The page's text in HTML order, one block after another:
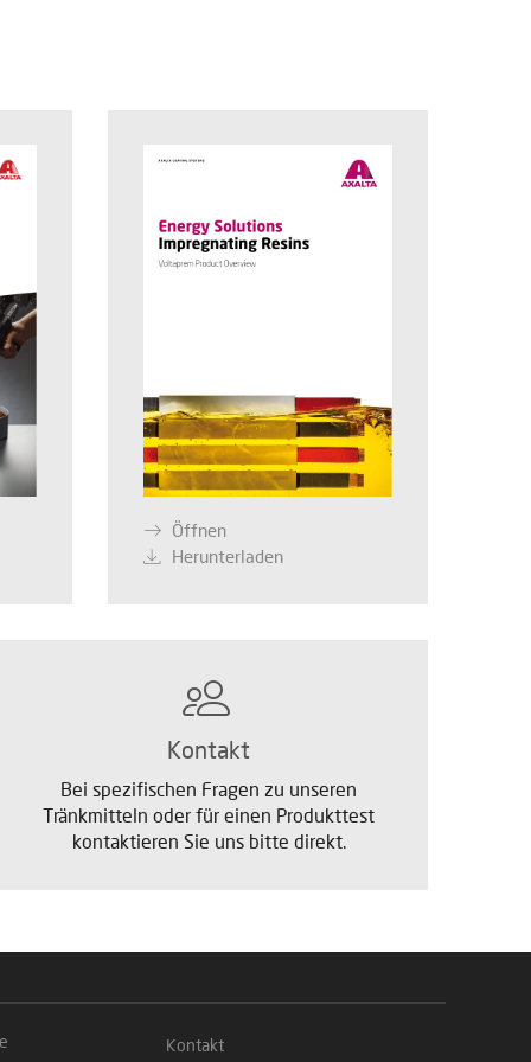
Öffnen
Herunterladen
Kontakt
Bei spezifischen Fragen zu unseren
Tränkmitteln oder für einen Produkttest
kontaktieren Sie uns bitte direkt.
Kontakt